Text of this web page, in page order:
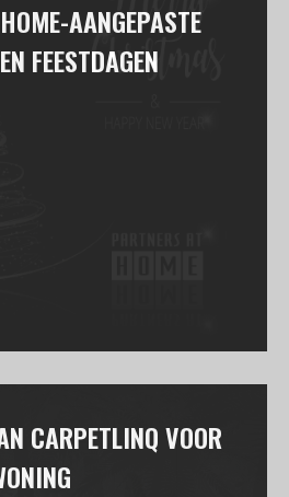
AANGEPASTE
FEESTDAGEN
CARPETLINQ VOOR